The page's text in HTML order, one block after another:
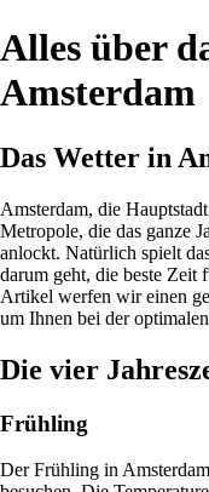
Alles über
Amsterdam
Das Wetter in
Amsterdam, die
Metropole, die das ganze
anlockt. Natürlich spielt
darum geht, die beste Zeit
Artikel werfen wir einen
um Ihnen bei der
Die vier
Frühling
Der Frühling in